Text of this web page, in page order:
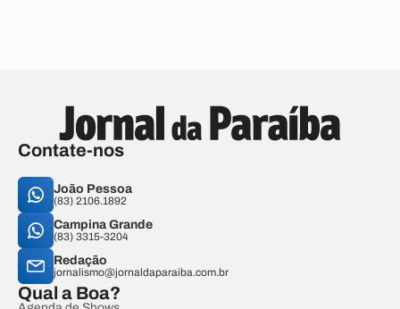
Contate-nos
João Pessoa
(83) 2106.1892
Campina Grande
(83) 3315-3204
Redação
jornalismo@jornaldaparaiba.com.br
Qual a Boa?